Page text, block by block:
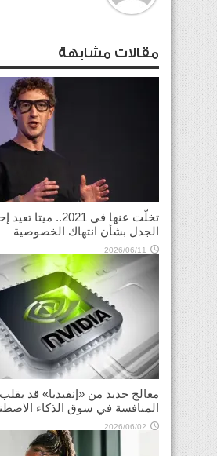
مقالات مشابهة
تخلّت عنها في 2021..
الجدل بشأن انتهاك الخصوصية
2026/06/11
معالج جديد من «إنفيديا» قد
المنافسة في سوق الذكاء
2026/06/02